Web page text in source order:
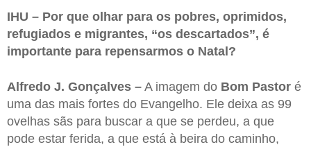
IHU – Por que olhar para os pobres, oprimidos,
refugiados e migrantes, “os descartados”, é
importante para repensarmos o Natal?
Alfredo J. Gonçalves – A imagem do Bom Pastor é
uma das mais fortes do Evangelho. Ele deixa as 99
ovelhas sãs para buscar a que se perdeu, a que
pode estar ferida, a que está à beira do caminho,